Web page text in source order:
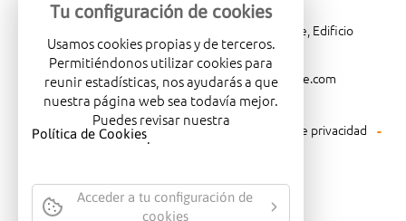
Carretera de Madrid Km. 4, 03114 Alicante, Edificio
Administrativo, planta 3ª
966081001
merca@mercalicante.com
Aviso legal Política de cookies
Política de privacidad
Política medioambiental
Tu configuración de cookies
Usamos cookies propias y de terceros.
Permitiéndonos utilizar cookies para
reunir estadísticas, nos ayudarás a que
nuestra página web sea todavía mejor.
Puedes revisar nuestra
Política de Cookies.
Acceder a tu configuración de
cookies